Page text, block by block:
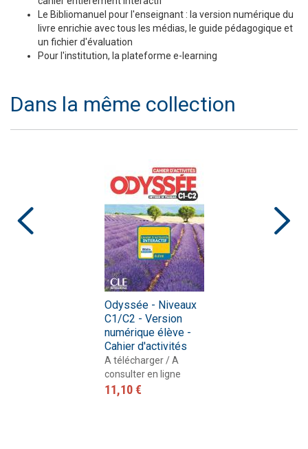
Le Bibliomanuel pour l'enseignant : la version numérique du
livre enrichie avec tous les médias, le guide pédagogique et
un fichier d'évaluation
Pour l'institution, la plateforme e-learning
Dans la même collection
Odyssée - Niveaux
C1/C2 - Version
numérique élève -
Cahier d'activités
A télécharger / A
consulter en ligne
11,10 €